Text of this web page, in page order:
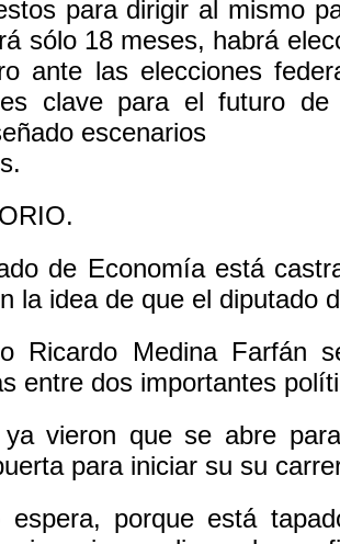
para dirigir al mismo
sólo 18 meses, habrá
ante las elecciones
clave para el futuro
escenarios
de Economía está
la idea de que el diputado
Ricardo Medina Farfán
entre dos importantes
ya vieron que se abre
para iniciar su su
espera, porque está